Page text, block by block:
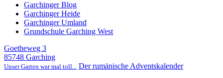
Garchinger Blog
Garchinger Heide
Garchinger Umland
Grundschule Garching West
Goetheweg 3
85748 Garching
Unser Garten war mal toll... Der rumänische Adventskalender